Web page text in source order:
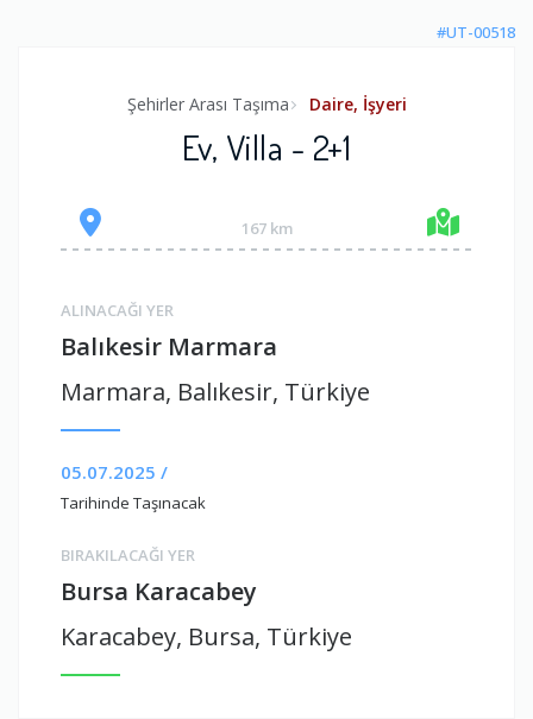
#UT-00518
Şehirler Arası Taşıma Daire, İşyeri
Ev, Villa - 2+1
167 km
ALINACAĞI YER
Balıkesir Marmara
Marmara, Balıkesir, Türkiye
05.07.2025 /
Tarihinde Taşınacak
BIRAKILACAĞI YER
Bursa Karacabey
Karacabey, Bursa, Türkiye